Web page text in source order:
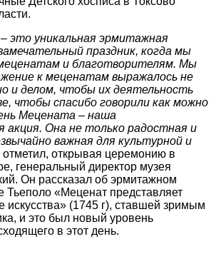
это уникальная эрмитажная
праздник, когда мы
и благотворителям. Мы
к меценатам выражалось не
и делом, чтобы их деятельность
чтобы спасибо говорили как можно
Мецената – наша
акция. Она не только радостная и
важная для культурной и
отметил, открывая церемонию в
генеральный директор музея
Он рассказал об эрмитажном
Тьеполо «Меценат представляет
искусства» (1745 г), ставшей зримым
и это был новый уровень
в этот день.